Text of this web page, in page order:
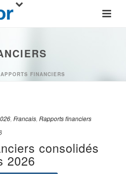
FINANCIERS
Francais Rapports financiers
consolidés
2026